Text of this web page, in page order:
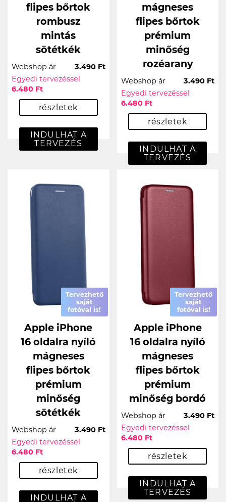
flipes bőrtok
rombusz
mintás
sötétkék
Webshop ár
3.490 Ft
Egyedi tervezéssel
6.480 Ft
részletek
INDULHAT A
TERVEZÉS
mágneses
flipes bőrtok
prémium
minőség
rozéarany
Webshop ár
3.490 Ft
Egyedi tervezéssel
6.480 Ft
részletek
INDULHAT A
TERVEZÉS
Tervezhető
saját
fotóval is!
Apple iPhone
16 oldalra nyíló
mágneses
flipes bőrtok
prémium
minőség
sötétkék
Webshop ár
3.490 Ft
Egyedi tervezéssel
6.480 Ft
részletek
INDULHAT A
Tervezhető
saját
fotóval is!
Apple iPhone
16 oldalra nyíló
mágneses
flipes bőrtok
prémium
minőség bordó
Webshop ár
3.490 Ft
Egyedi tervezéssel
6.480 Ft
részletek
INDULHAT A
TERVEZÉS